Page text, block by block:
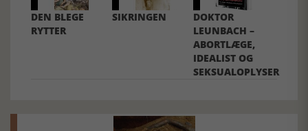
DEN BLEGE
RYTTER
SIKRINGEN
DOKTOR
LEUNBACH –
ABORTLÆGE,
IDEALIST OG
SEKSUALOPLYSER